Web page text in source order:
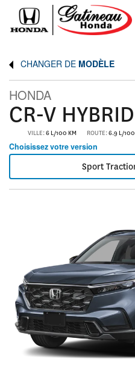
CHANGER DE MODÈLE
HONDA
CR-V
VILLE:6 L/100 KM ROUTE:6.9 L/
Choisissez votre version
Sport